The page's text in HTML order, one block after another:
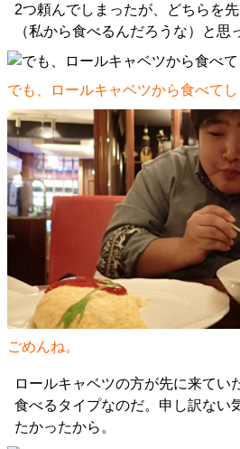
2つ頼んでしまったが、どちらを
（私から食べるんだろうな）と思
でも、ロールキャベツから食べてし
ごめんね。
ロールキャベツの方が先に来てい
食べるタイプなのだ。申し訳ない
たかったから。